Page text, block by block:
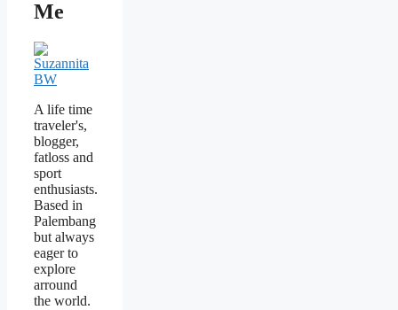
Me
A life time
traveler's,
blogger,
fatloss and
sport
enthusiasts.
Based in
Palembang
but always
eager to
explore
arround
the world.